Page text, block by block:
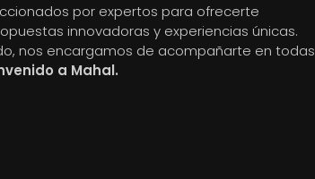
por expertos para ofrecerte
innovadoras y experiencias únicas.
nos encargamos de acompañarte en todas
a Mahal.